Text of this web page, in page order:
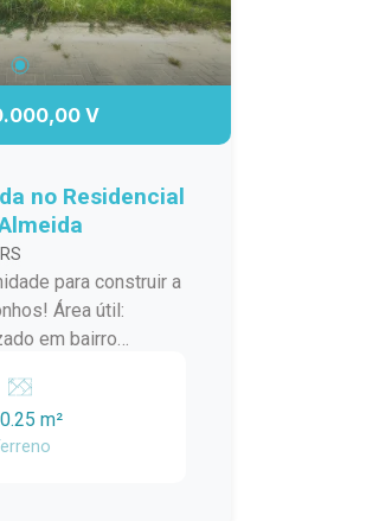
Quadra de
de caminhada e
água quente, entre
para
Vale a
V
no Residencial
para construir a
útil:
em bairro
com boa
acesso a comércios
m²